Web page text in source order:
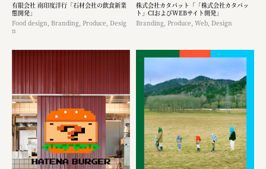
有限会社 南印度洋行「石材会社の飲食新業
態開発」
Food design, Branding, Produce, Desig
n
株式会社カタパット「「株式会社カタパッ
ト」CIおよびWEBサイト開発」
Branding, Produce, Web, Design